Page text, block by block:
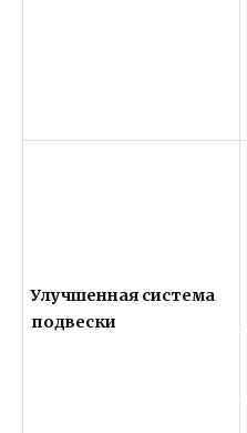
Улучшенная система
подвески